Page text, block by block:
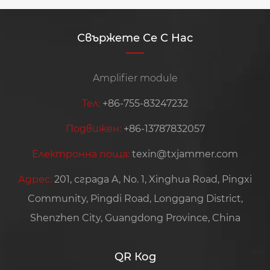
Свържете Се С Нас
Amplifier module
Тел: +86-755-83247232
Подвижен: +86-13787832057
Електронна поща: texin@txjammer.com
Адрес: 201, сграда A, No. 1, Xinghua Road, Pingxi
Community, Pingdi Road, Longgang District,
Shenzhen City, Guangdong Province, China
QR Код